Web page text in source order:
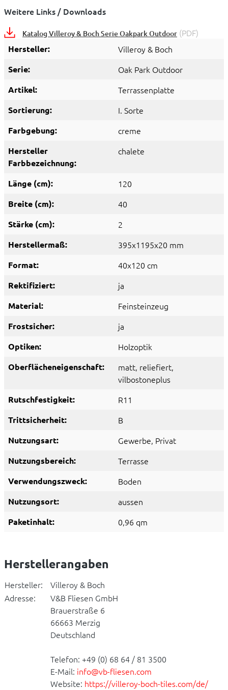
Weitere Links / Downloads
Katalog Villeroy & Boch Serie Oakpark Outdoor (PDF)
Hersteller: Villeroy & Boch
Serie: Oak Park Outdoor
Artikel: Terrassenplatte
Sortierung: I. Sorte
Farbgebung: creme
Hersteller
Farbbezeichnung:
chalete
Länge (cm): 120
Breite (cm): 40
Stärke (cm): 2
Herstellermaß: 395x1195x20 mm
Format: 40x120 cm
Rektifiziert: ja
Material: Feinsteinzeug
Frostsicher: ja
Optiken: Holzoptik
Oberflächeneigenschaft: matt, reliefiert,
vilbostoneplus
Rutschfestigkeit: R11
Trittsicherheit: B
Nutzungsart: Gewerbe, Privat
Nutzungsbereich: Terrasse
Verwendungszweck: Boden
Nutzungsort: aussen
Paketinhalt: 0,96 qm
Herstellerangaben
Hersteller:
Villeroy & Boch
Adresse:
V&B Fliesen GmbH
Brauerstraße 6
66663 Merzig
Deutschland
Telefon: +49 (0) 68 64 / 81 3500
E-Mail: info@vb-fliesen.com
Website: https://villeroy-boch-tiles.com/de/